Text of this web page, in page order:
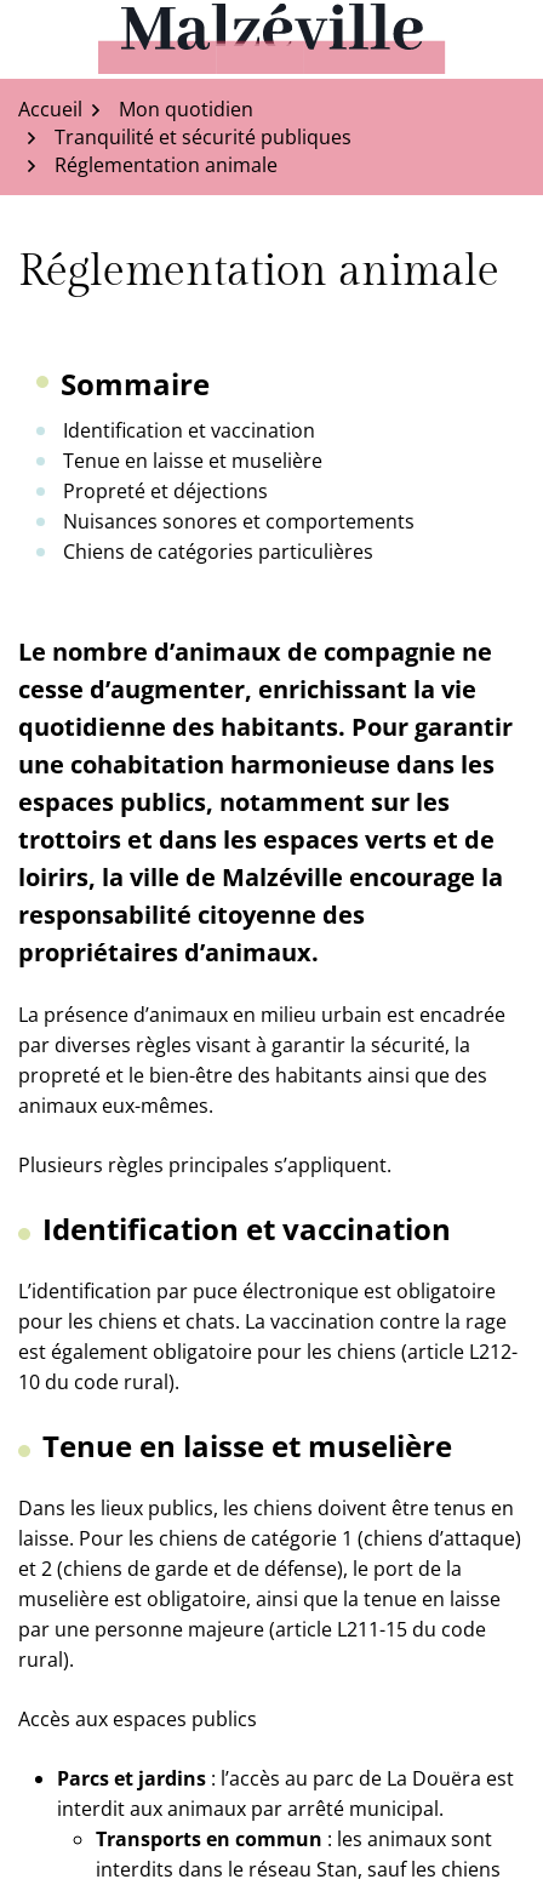
contenu
Malzéville
Accueil
Mon quotidien
Tranquilité et sécurité publiques
Réglementation animale
Réglementation animale
Sommaire
Identification et vaccination
Tenue en laisse et muselière
Propreté et déjections
Nuisances sonores et comportements
Chiens de catégories particulières
Le nombre d’animaux de compagnie ne
cesse d’augmenter, enrichissant la vie
quotidienne des habitants. Pour garantir
une cohabitation harmonieuse dans les
espaces publics, notamment sur les
trottoirs et dans les espaces verts et de
loirirs, la ville de Malzéville encourage la
responsabilité citoyenne des
propriétaires d’animaux.
La présence d’animaux en milieu urbain est encadrée
par diverses règles visant à garantir la sécurité, la
propreté et le bien-être des habitants ainsi que des
animaux eux-mêmes.
Plusieurs règles principales s’appliquent.
Identification et vaccination
L’identification par puce électronique est obligatoire
pour les chiens et chats. La vaccination contre la rage
est également obligatoire pour les chiens (article L212-
10 du code rural).
Tenue en laisse et muselière
Dans les lieux publics, les chiens doivent être tenus en
laisse. Pour les chiens de catégorie 1 (chiens d’attaque)
et 2 (chiens de garde et de défense), le port de la
muselière est obligatoire, ainsi que la tenue en laisse
par une personne majeure (article L211-15 du code
rural).
Accès aux espaces publics
Parcs et jardins : l’accès au parc de La Douëra est
interdit aux animaux par arrêté municipal.
Transports en commun : les animaux sont
interdits dans le réseau Stan, sauf les chiens